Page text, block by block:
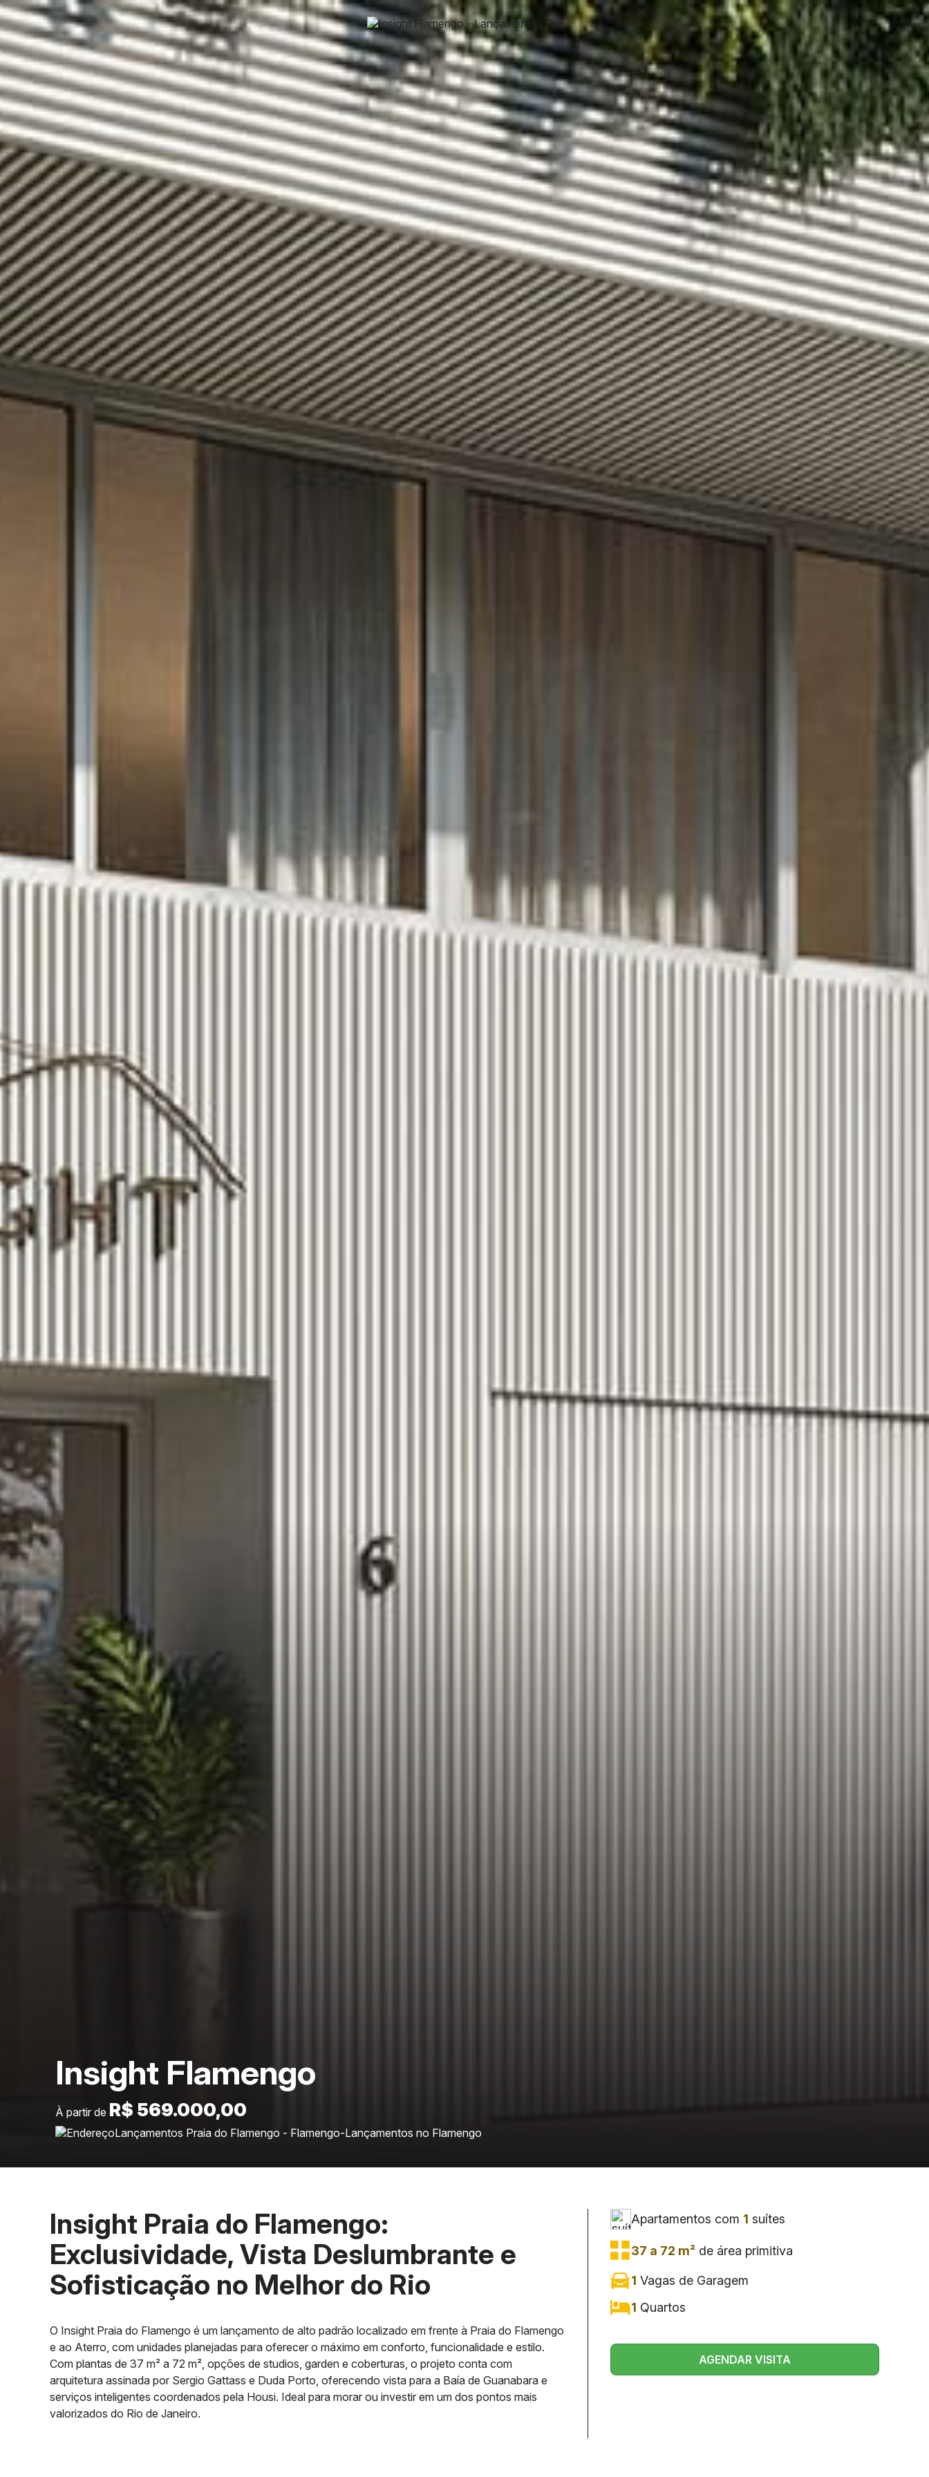
Insight Flamengo
À partir de R$ 569.000,00
Lançamentos Praia do Flamengo - Flamengo-Lançamentos no Flamengo
Insight Praia do Flamengo:
Exclusividade, Vista Deslumbrante e
Sofisticação no Melhor do Rio
O Insight Praia do Flamengo é um lançamento de alto padrão localizado em frente à Praia do Flamengo
e ao Aterro, com unidades planejadas para oferecer o máximo em conforto, funcionalidade e estilo.
Com plantas de 37 m² a 72 m², opções de studios, garden e coberturas, o projeto conta com
arquitetura assinada por Sergio Gattass e Duda Porto, oferecendo vista para a Baía de Guanabara e
serviços inteligentes coordenados pela Housi. Ideal para morar ou investir em um dos pontos mais
valorizados do Rio de Janeiro.
Apartamentos com 1 suítes
37 a 72 m²de área primitiva
1 Vagas de Garagem
1 Quartos
AGENDAR VISITA